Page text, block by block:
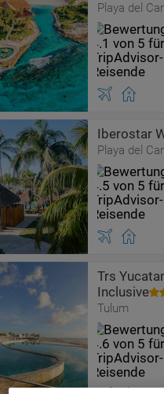
Playa del
Iberostar
Playa del
Trs
Inclusive
Tulum